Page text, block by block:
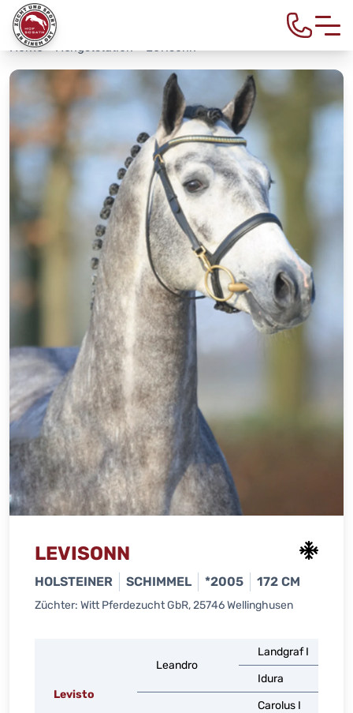
Home>Hengststation> Levisonn
LEVISONN
HOLSTEINER SCHIMMEL *2005 172 CM
Züchter: Witt Pferdezucht GbR, 25746 Wellinghusen
Levisto
Leandro
Landgraf I
Idura
Carolus I